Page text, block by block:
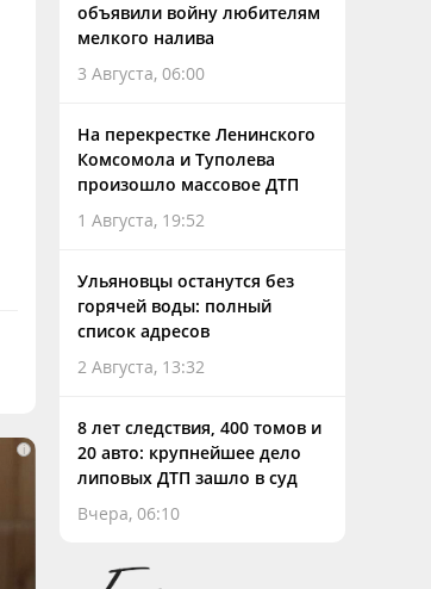
i
объявили войну любителям
мелкого налива
3 Августа, 06:00
На перекрестке Ленинского
Комсомола и Туполева
произошло массовое ДТП
1 Августа, 19:52
Ульяновцы останутся без
горячей воды: полный
список адресов
2 Августа, 13:32
8 лет следствия, 400 томов и
20 авто: крупнейшее дело
липовых ДТП зашло в суд
Вчера, 06:10